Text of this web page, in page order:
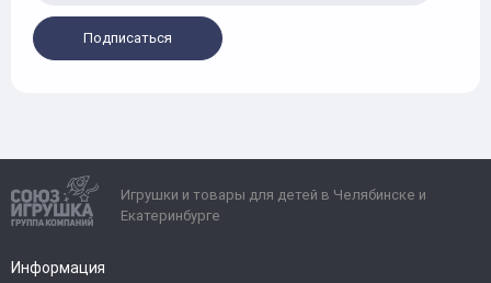
Подписаться
Игрушки и товары для детей в Челябинске и
Екатеринбурге
Информация